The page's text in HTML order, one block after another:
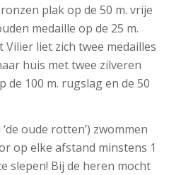
plak op de 50 m. vrije
medaille op de 25 m.
Vilier liet zich twee medailles
huis met twee zilveren
de 100 m. rugslag en de 50
oude rotten’) zwommen
op elke afstand minstens 1
slepen! Bij de heren mocht